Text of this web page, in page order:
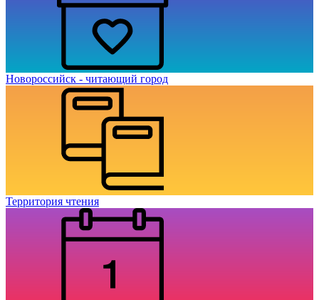
Новороссийск - читающий город
Территория чтения